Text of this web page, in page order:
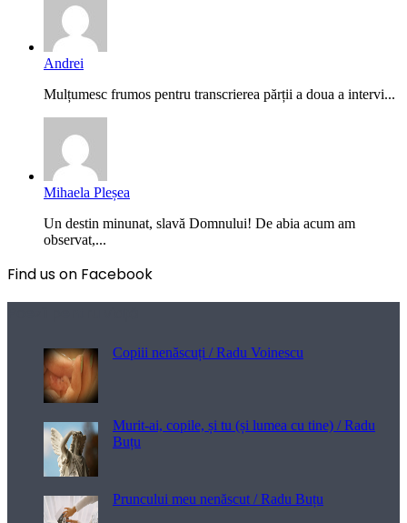
Andrei
Mulțumesc frumos pentru transcrierea părții a doua a intervi...
Mihaela Pleșea
Un destin minunat, slavă Domnului! De abia acum am
observat,...
Find us on Facebook
Copiii nenăscuți / Radu Voinescu
Murit-ai, copile, și tu (și lumea cu tine) / Radu
Buțu
Pruncului meu nenăscut / Radu Buțu